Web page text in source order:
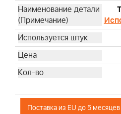
Поставка из EU до 5